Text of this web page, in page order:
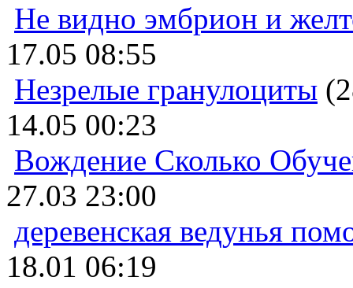
Не видно эмбрион и
17.05 08:55
Незрелые гранулоциты
14.05 00:23
Вождение Сколько
27.03 23:00
деревенская ведунья
18.01 06:19